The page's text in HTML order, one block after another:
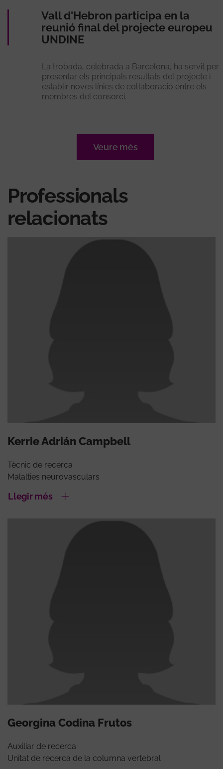
Vall d'Hebron participa en la
reunió final del projecte europeu
UNDINE
La trobada, celebrada a Barcelona, ha servit per
presentar els principals resultats del projecte i
establir noves línies de col·laboració entre els
membres del consorci.
Veure més
Professionals
relacionats
Kerrie Adrián Campbell
Tècnic de recerca
Malalties neurovasculars
Llegir més
Georgina Codina Frutos
Auxiliar de recerca
Unitat de recerca de la columna vertebral